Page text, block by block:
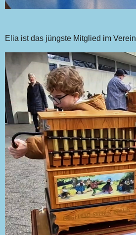
Elia ist das jüngste Mitglied im Verein